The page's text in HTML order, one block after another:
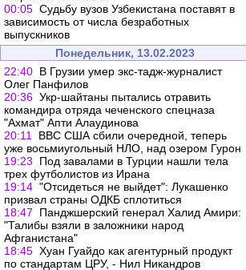
00:05 Судьбу вузов Узбекистана поставят в
зависимость от числа безработных
выпускников
Понедельник, 13.02.2023
22:40 В Грузии умер экс-тадж-журналист
Олег Панфилов
20:36 Укр-шайтаны пытались отравить
командира отряда чеченского спецназа
"Ахмат" Апти Алаудинова
20:11
ВВС США сбили очередной, теперь
уже восьмиугольный НЛО, над озером Гурон
19:23
Под завалами в Турции нашли тела
трех футболистов из Ирана
19:14 "Отсидеться не выйдет": Лукашенко
призвал страны ОДКБ сплотиться
18:47
Панджшерский генерал Халид Амири:
"Талибы взяли в заложники народ
Афганистана"
18:45 Хуан Гуайдо как агентурный продукт
по стандартам ЦРУ, - Нил Никандров